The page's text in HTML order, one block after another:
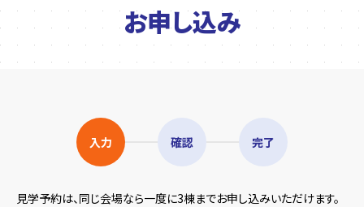
お申し込み
入力 確認 完了
見学予約は、同じ会場なら一度に3棟までお申し込みいただけます。